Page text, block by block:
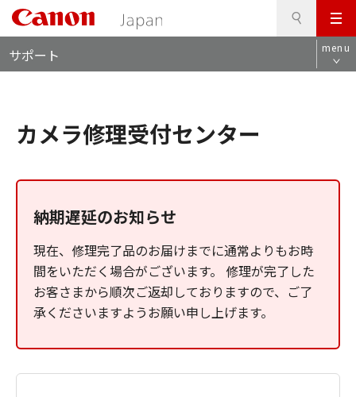
メ
ニ
ュ
サポート menu
カメラ修理受付センター
納期遅延のお知らせ
現在、修理完了品のお届けまでに通常よりもお時
間をいただく場合がございます。 修理が完了した
お客さまから順次ご返却しておりますので、ご了
承くださいますようお願い申し上げます。